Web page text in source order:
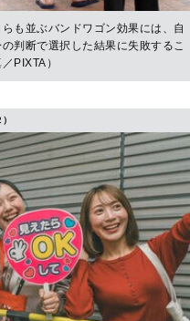
も並ぶバンドワゴン効果には、自
判断で選択した結果に失敗するこ
PIXTA）